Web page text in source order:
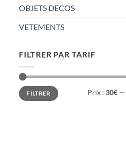
OBJETS DECOS
VETEMENTS
FILTRER PAR TARIF
Prix
min
Prix
maxFILTRER Prix : 30€ —